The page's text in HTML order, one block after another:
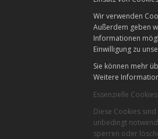
Wir verwenden
Außerdem geben
Informationen
Einwilligung zu
Sie können mehr
Weitere
Essenzielle Cookies
Diese Cookies
unbedingt
sperren oder